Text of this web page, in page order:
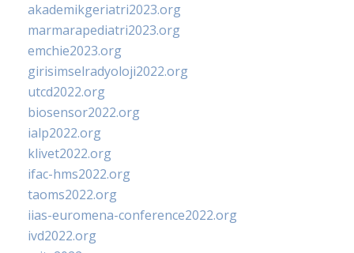
akademikgeriatri2023.org
marmarapediatri2023.org
emchie2023.org
girisimselradyoloji2022.org
utcd2022.org
biosensor2022.org
ialp2022.org
klivet2022.org
ifac-hms2022.org
taoms2022.org
iias-euromena-conference2022.org
ivd2022.org